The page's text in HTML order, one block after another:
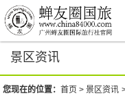
景区资讯
您现在的位置：首页 >景区资讯